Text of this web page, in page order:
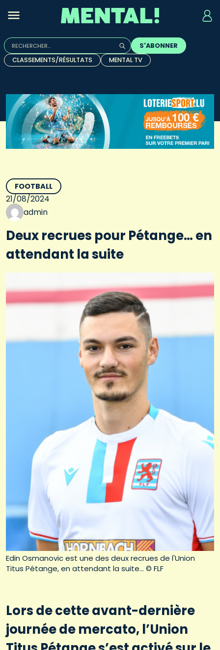
Rechercher :
Quand les résultats de l'auto-complétion sont
S'ABONNER
CLASSEMENTS/RÉSULTATS
MENTAL TV
Edin Osmanovic est une des deux recrues de l'Union
Titus Pétange, en attendant la suite... © FLF
FOOTBALL
21/08/2024
admin
Deux recrues pour Pétange… en
attendant la suite
Lors de cette avant-dernière
journée de mercato, l’Union